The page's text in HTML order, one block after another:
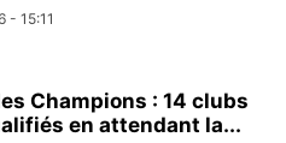
- 15:11
Champions : 14 clubs
en attendant la...